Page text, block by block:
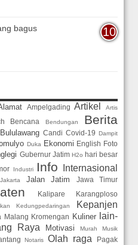
bagus
Ampelgading Artikel Artis
Bencana Bendungan Berita
Bululawang Candi Covid-19 Dampit
Duka Ekonomi English Foto
Gubernur Jatim H2o hari besar
Industri Info Internasional
Jakarta Jalan Jatim
Jawa Timur
Kalipare
Karangploso
Kedungpedaringan
Kepanjen
Malang Kromengan Kuliner
lain-
Raya Motivasi Murah Musik
Notaris Olah raga Pagak